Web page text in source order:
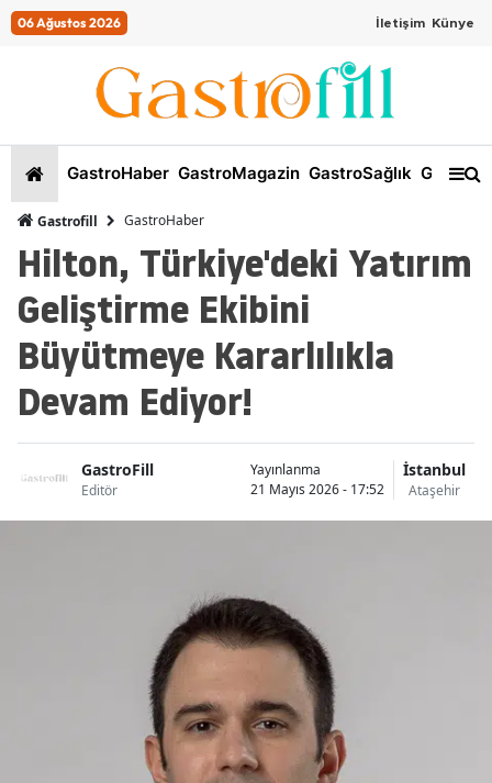
06 Ağustos 2026 İletişim Künye
GastroHaber GastroMagazin GastroSağlık
Gastrofill GastroHaber
Hilton, Türkiye'deki Yatırım
Geliştirme Ekibini
Büyütmeye Kararlılıkla
Devam Ediyor!
GastroFill
Editör
Yayınlanma
21 Mayıs 2026 - 17:52
İstanbul
Ataşehir